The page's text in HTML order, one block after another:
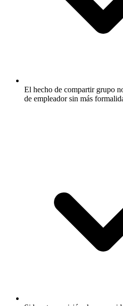
El hecho de compartir grupo
de empleador sin más